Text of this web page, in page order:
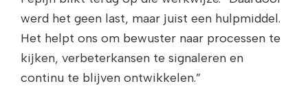
werd het geen last, maar juist een hulpmiddel.
Het helpt ons om bewuster naar processen te
kijken, verbeterkansen te signaleren en
continu te blijven ontwikkelen.”